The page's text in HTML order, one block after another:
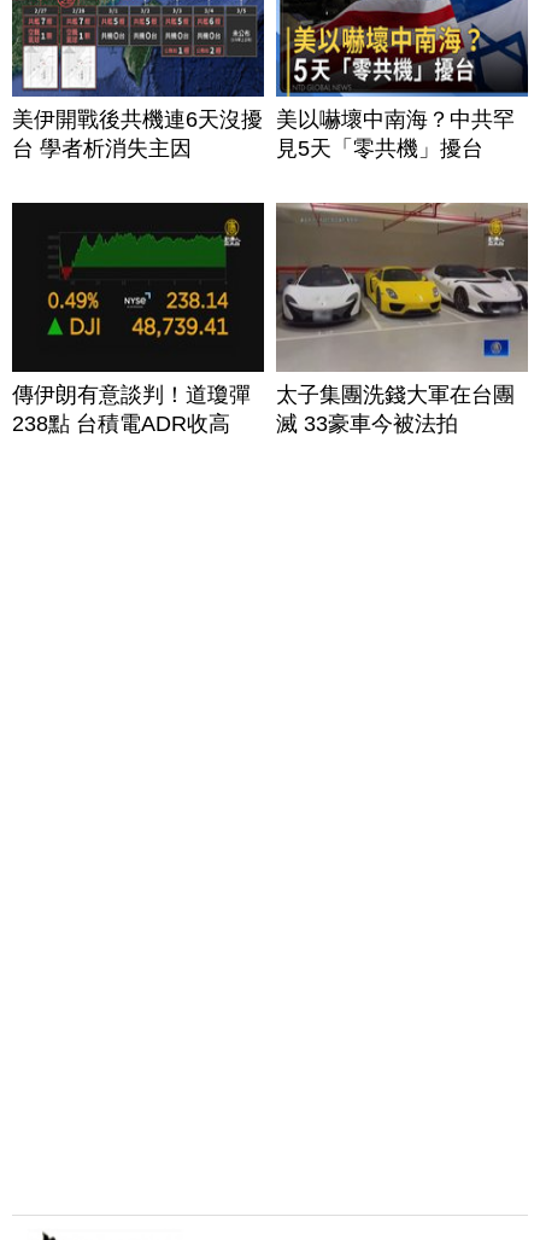
美伊開戰後共機連6天沒擾
台 學者析消失主因
美以嚇壞中南海？中共罕
見5天「零共機」擾台
傳伊朗有意談判！道瓊彈
238點 台積電ADR收高
太子集團洗錢大軍在台團
滅 33豪車今被法拍